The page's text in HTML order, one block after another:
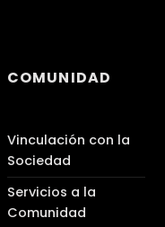
COMUNIDAD
Vinculación con la
Sociedad
Servicios a la
Comunidad